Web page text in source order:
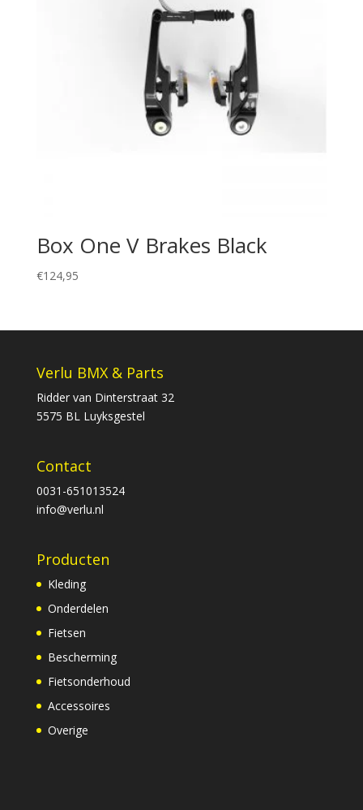
Box One V Brakes Black
€124,95
Verlu BMX & Parts
Ridder van Dinterstraat 32
5575 BL Luyksgestel
Contact
0031-651013524
info@verlu.nl
Producten
Kleding
Onderdelen
Fietsen
Bescherming
Fietsonderhoud
Accessoires
Overige